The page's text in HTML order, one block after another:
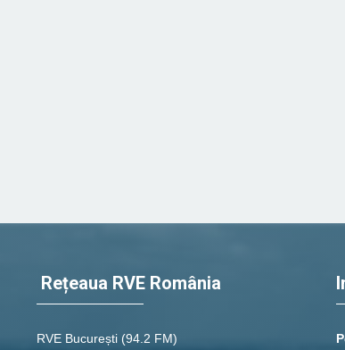
Rețeaua RVE România
RVE București (94.2 FM)